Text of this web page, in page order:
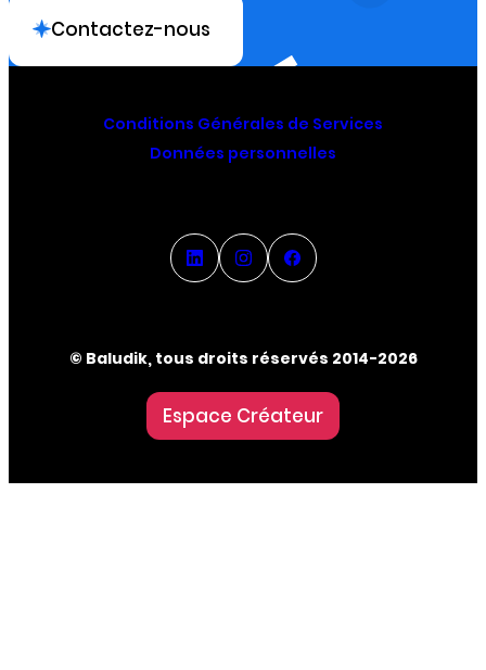
Contactez-nous
Conditions Générales de Services
Données personnelles
© Baludik, tous droits réservés 2014-2026
Espace Créateur